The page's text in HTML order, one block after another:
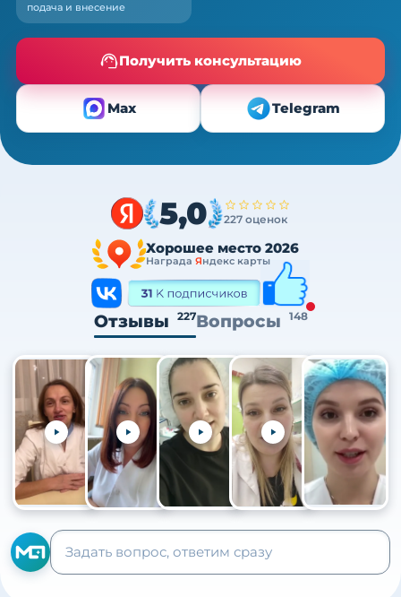
подача и внесение
Получить консультацию
Max Telegram
5,0 227 оценок
Хорошее место 2026
Награда Яндекс карты
Отзывы 227Вопросы 148
+105